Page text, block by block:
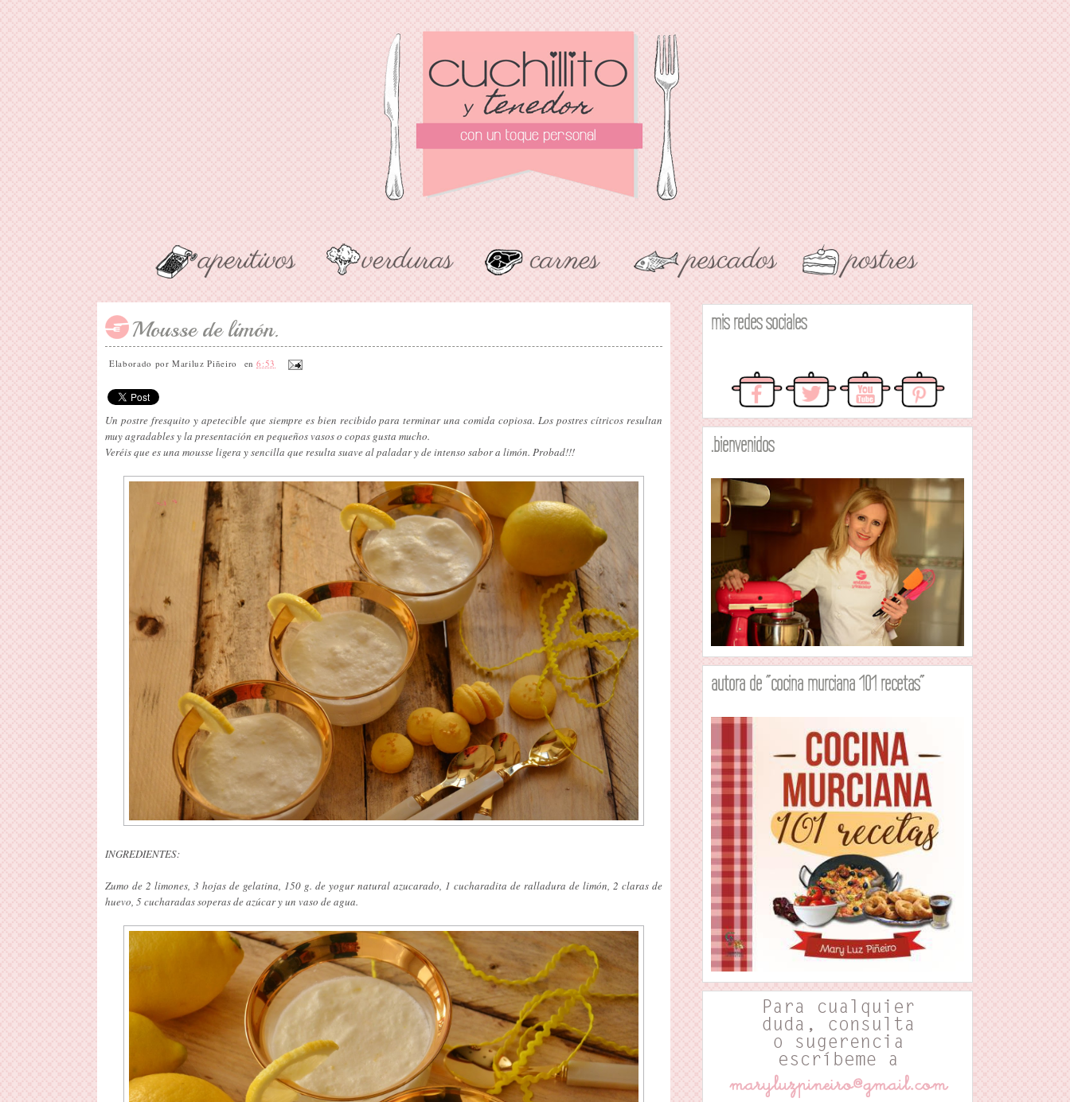
Mousse de limón.
Elaborado porMariluz Piñeiro en6:53
Un postre fresquito y apetecible que siempre es bien recibido para terminar una comida copiosa. Los postres cítricos resultan
muy agradables y la presentación en pequeños vasos o copas gusta mucho.
Veréis que es una mousse ligera y sencilla que resulta suave al paladar y de intenso sabor a limón. Probad!!!
INGREDIENTES:
Zumo de 2 limones, 3 hojas de gelatina, 150 g. de yogur natural azucarado, 1 cucharadita de ralladura de limón, 2 claras de
huevo, 5 cucharadas soperas de azúcar y un vaso de agua.
mis redes sociales
.bienvenidos
autora de "cocina murciana 101 recetas"